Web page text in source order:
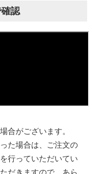
認
合がございます。
た場合は、ご注文の
行っていただいてい
だきますので、あら